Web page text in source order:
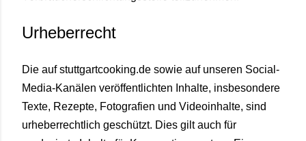
Urheberrecht
Die auf stuttgartcooking.de sowie auf unseren Social-
Media-Kanälen veröffentlichten Inhalte, insbesondere
Texte, Rezepte, Fotografien und Videoinhalte, sind
urheberrechtlich geschützt. Dies gilt auch für